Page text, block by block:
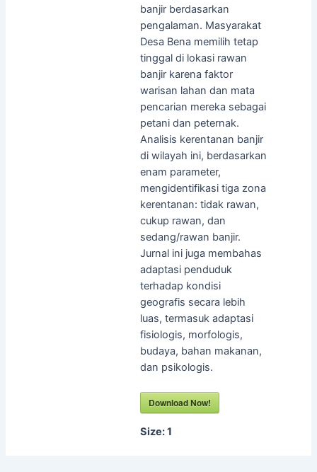
banjir berdasarkan
pengalaman. Masyarakat
Desa Bena memilih tetap
tinggal di lokasi rawan
banjir karena faktor
warisan lahan dan mata
pencarian mereka sebagai
petani dan peternak.
Analisis kerentanan banjir
di wilayah ini, berdasarkan
enam parameter,
mengidentifikasi tiga zona
kerentanan: tidak rawan,
cukup rawan, dan
sedang/rawan banjir.
Jurnal ini juga membahas
adaptasi penduduk
terhadap kondisi
geografis secara lebih
luas, termasuk adaptasi
fisiologis, morfologis,
budaya, bahan makanan,
dan psikologis.
Download Now!
Size:1